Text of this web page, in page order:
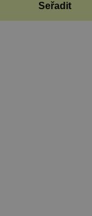
Seřadit